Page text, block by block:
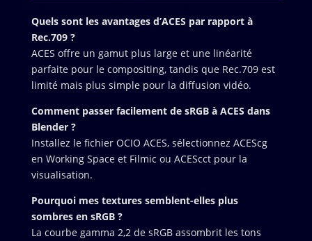
Quels sont les avantages d’ACES par rapport à
Rec.709 ?
ACES offre un gamut plus large et une linéarité
parfaite pour le compositing, tandis que Rec.709 est
limité mais plus simple pour la diffusion vidéo.
Comment passer facilement de sRGB à ACES dans
Blender ?
Installez le fichier OCIO ACES, sélectionnez ACEScg
en Working Space et Filmic ou ACEScct pour la
visualisation.
Pourquoi mes textures semblent-elles plus
sombres en sRGB ?
La courbe gamma 2,2 de sRGB assombrit les tons